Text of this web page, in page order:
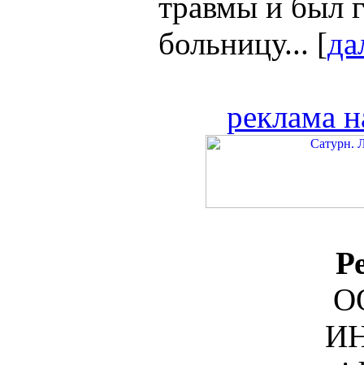
больницу... [
реклама